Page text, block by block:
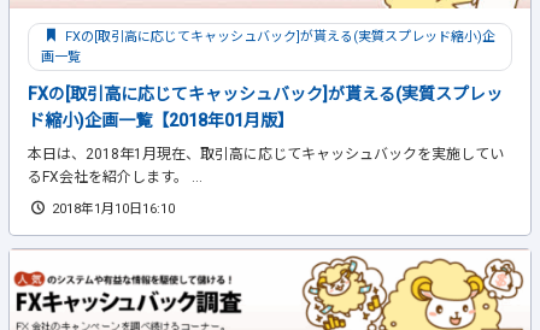
FXの[取引高に応じてキャッシュバック]が貰える(実質スプレッド縮小)企
画一覧
FXの[取引高に応じてキャッシュバック]が貰える(実質スプレッ
ド縮小)企画一覧【2018年01月版】
本日は、2018年1月現在、取引高に応じてキャッシュバックを実施してい
るFX会社を紹介します。 ...
2018年1月10日16:10